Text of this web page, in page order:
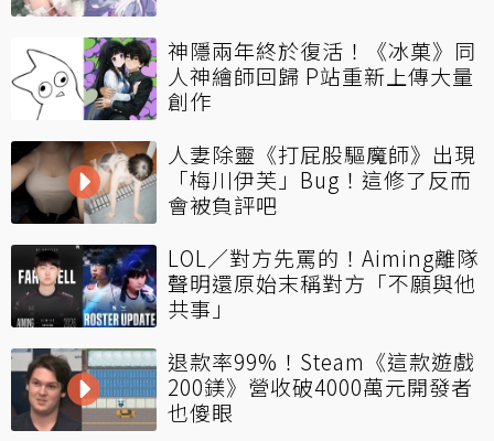
神隱兩年終於復活！《冰菓》同
人神繪師回歸 P站重新上傳大量
創作
人妻除靈《打屁股驅魔師》出現
「梅川伊芙」Bug！這修了反而
會被負評吧
LOL／對方先罵的！Aiming離隊
聲明還原始末稱對方「不願與他
共事」
退款率99%！Steam《這款遊戲
200鎂》營收破4000萬元開發者
也傻眼